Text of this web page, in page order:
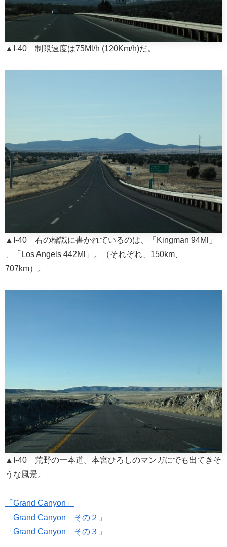
▲I-40 制限速度は75Ml/h (120Km/h)だ。
▲I-40 右の標識に書かれているのは、「Kingman 94Ml」
、「Los Angels 442Ml」。（それぞれ、150km、
707km）。
▲I-40 荒野の一本道。本宮ひろしのマンガにでも出てきそ
うな風景。
「Grand Canyon」
「Grand Canyon その２」
「Grand Canyon その３」